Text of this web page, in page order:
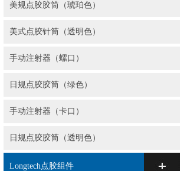
美规点胶胶筒（琥珀色）
美式点胶针筒（透明色）
手动注射器（螺口）
日规点胶胶筒（绿色）
手动注射器（卡口）
日规点胶胶筒（透明色）
Longtech点胶组件